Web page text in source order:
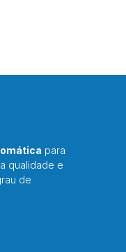
para
qualidade e
de